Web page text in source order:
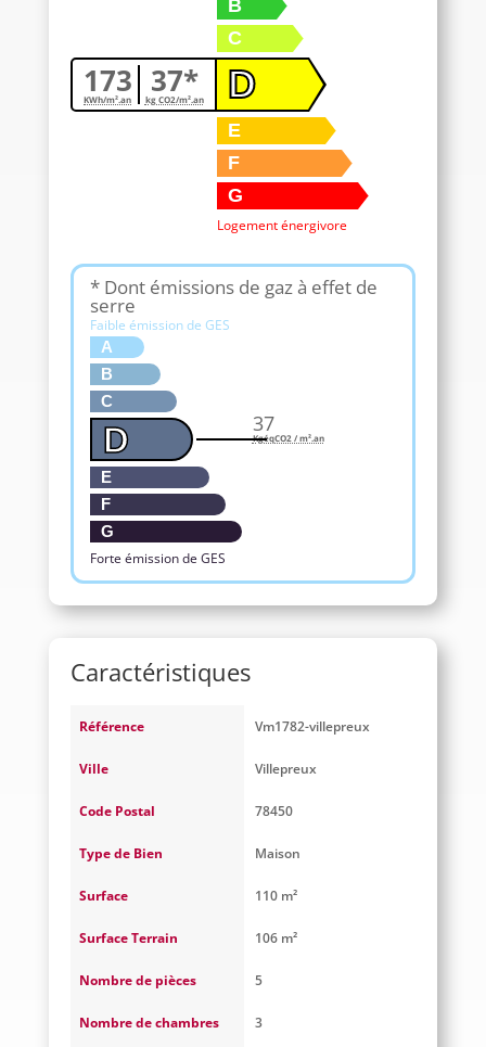
173
KWh/m².an 37*
kg CO2/m².an
B
C
D
E
F
G
Logement énergivore
* Dont émissions de gaz à effet de
serre
Faible émission de GES
A
B
C
D
E
F
G
Forte émission de GES
37
KgéqCO2 / m².an
Caractéristiques
Référence Vm1782-villepreux
Ville Villepreux
Code Postal 78450
Type de Bien Maison
Surface 110 m²
Surface Terrain 106 m²
Nombre de pièces 5
Nombre de chambres 3